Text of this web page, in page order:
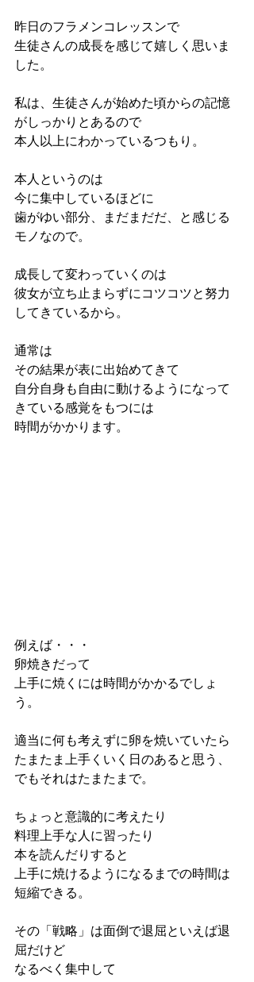
昨日のフラメンコレッスンで
生徒さんの成長を感じて嬉しく思いま
した。
私は、生徒さんが始めた頃からの記憶
がしっかりとあるので
本人以上にわかっているつもり。
本人というのは
今に集中しているほどに
歯がゆい部分、まだまだだ、と感じる
モノなので。
成長して変わっていくのは
彼女が立ち止まらずにコツコツと努力
してきているから。
通常は
その結果が表に出始めてきて
自分自身も自由に動けるようになって
きている感覚をもつには
時間がかかります。
例えば・・・
卵焼きだって
上手に焼くには時間がかかるでしょ
う。
適当に何も考えずに卵を焼いていたら
たまたま上手くいく日のあると思う、
でもそれはたまたまで。
ちょっと意識的に考えたり
料理上手な人に習ったり
本を読んだりすると
上手に焼けるようになるまでの時間は
短縮できる。
その「戦略」は面倒で退屈といえば退
屈だけど
なるべく集中して